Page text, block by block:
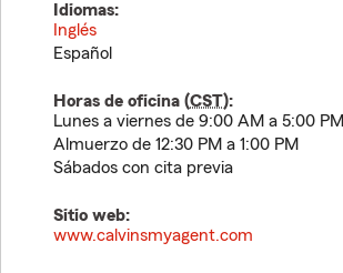
Idiomas:
Inglés
Español
Horas de oficina (CST):
Lunes a viernes de 9:00 AM a 5:00 PM
Almuerzo de 12:30 PM a 1:00 PM
Sábados con cita previa
Sitio web:
www.calvinsmyagent.com